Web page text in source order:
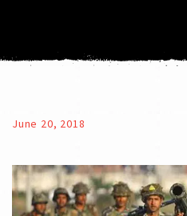
June 20, 2018